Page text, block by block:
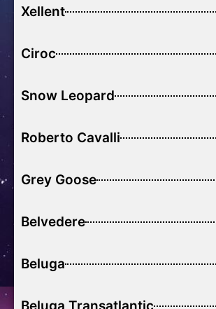
Xellent
Ciroc
Snow Leopard
Roberto Cavalli
Grey Goose
Belvedere
Beluga
Beluga Transatlantic